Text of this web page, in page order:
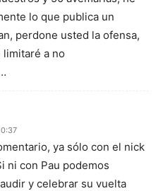
lo que publica un
perdone usted la ofensa,
a no
ya sólo con el nick
ni con Pau podemos
y celebrar su vuelta